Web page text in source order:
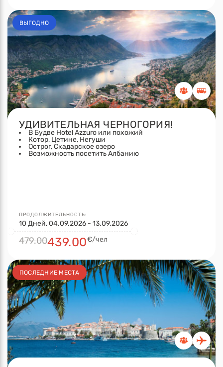
ВЫГОДНО
УДИВИТЕЛЬНАЯ ЧЕРНОГОРИЯ!
В Будве Hotel Azzuro или похожий
Котор, Цетине, Негуши
Острог, Скадарское озеро
Возможность посетить Албанию
ПРОДОЛЖИТЕЛЬНОСТЬ:
10 Дней, 04.09.2026 - 13.09.2026
479.00439.00€/чел
ПОСЛЕДНИЕ МЕСТА